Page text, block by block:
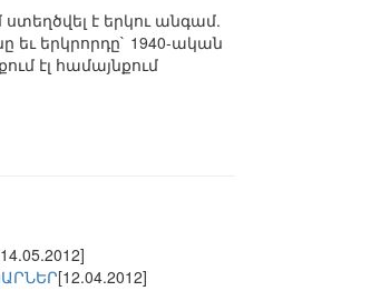
է երկու անգամ.
եւ երկրորդը` 1940-ական
էլ համայնքում
[12.04.2012]